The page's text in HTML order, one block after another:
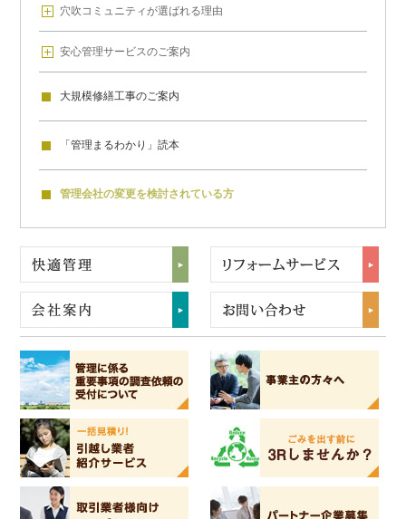
穴吹コミュニティが選ばれる理由
安心管理サービスのご案内
大規模修繕工事のご案内
「管理まるわかり」読本
管理会社の変更を検討されている方